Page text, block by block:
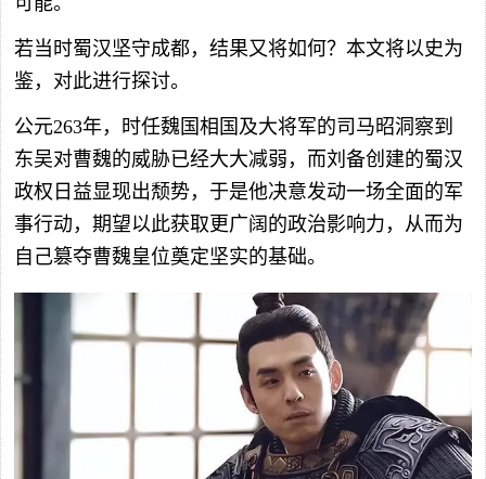
若当时蜀汉坚守成都，结果又将如何？本文将以史为
鉴，对此进行探讨。
公元263年，时任魏国相国及大将军的司马昭洞察到
东吴对曹魏的威胁已经大大减弱，而刘备创建的蜀汉
政权日益显现出颓势，于是他决意发动一场全面的军
事行动，期望以此获取更广阔的政治影响力，从而为
自己篡夺曹魏皇位奠定坚实的基础。